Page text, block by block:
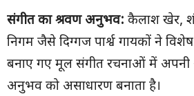
संगीत का श्रवण अनुभव: कैलाश खेर,
निगम जैसे दिग्गज पार्श्व गायकों ने
बनाए गए मूल संगीत रचनाओं में अपनी
अनुभव को असाधारण बनाता है।